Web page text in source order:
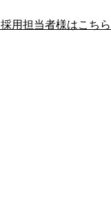
採用担当者様はこちら